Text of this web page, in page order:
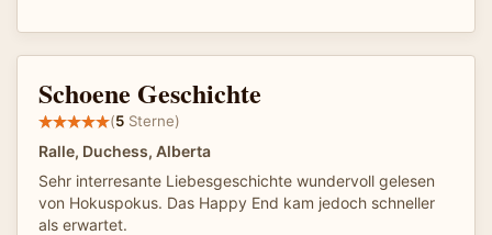
Schoene Geschichte
(5 Sterne)
Ralle, Duchess, Alberta
Sehr interresante Liebesgeschichte wundervoll gelesen
von Hokuspokus. Das Happy End kam jedoch schneller
als erwartet.